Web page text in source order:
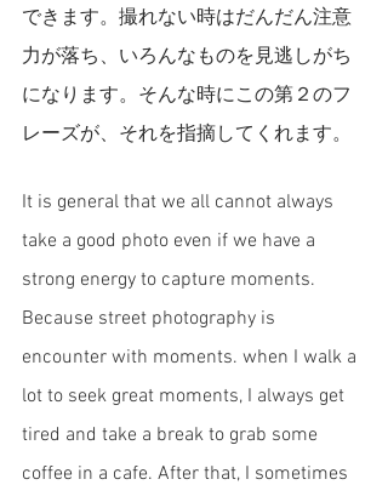
できます。撮れない時はだんだん注意
力が落ち、いろんなものを見逃しがち
になります。そんな時にこの第２のフ
レーズが、それを指摘してくれます。
It is general that we all cannot always
take a good photo even if we have a
strong energy to capture moments.
Because street photography is
encounter with moments. when I walk a
lot to seek great moments, I always get
tired and take a break to grab some
coffee in a cafe. After that, I sometimes